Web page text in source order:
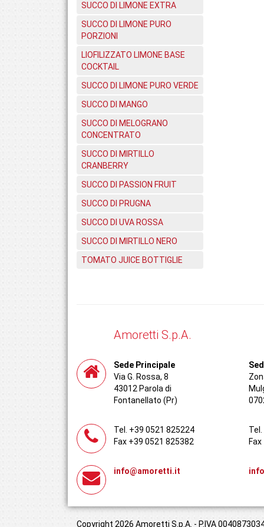
SUCCO DI LIMONE EXTRA
SUCCO DI LIMONE PURO
PORZIONI
LIOFILIZZATO LIMONE BASE
COCKTAIL
SUCCO DI LIMONE PURO VERDE
SUCCO DI MANGO
SUCCO DI MELOGRANO
CONCENTRATO
SUCCO DI MIRTILLO
CRANBERRY
SUCCO DI PASSION FRUIT
SUCCO DI PRUGNA
SUCCO DI UVA ROSSA
SUCCO DI MIRTILLO NERO
TOMATO JUICE BOTTIGLIE
Amoretti S.p.A.
Sede Principale
Via G. Rossa, 8
43012 Parola di
Fontanellato (Pr)
Tel. +39 0521 825224
Fax +39 0521 825382
info@amoretti.it
Copyright 2026 Amoretti S.p.A. - P.IVA